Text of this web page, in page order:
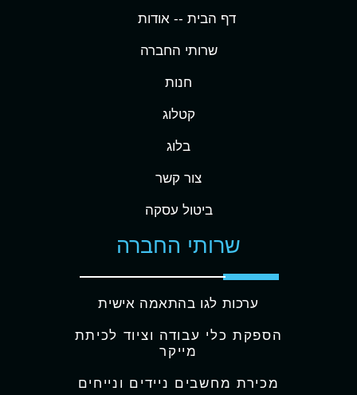
דף הבית -- אודות
שרותי החברה
חנות
קטלוג
בלוג
צור קשר
ביטול עסקה
שרותי החברה
ערכות לגו בהתאמה אישית
הספקת כלי עבודה וציוד לכיתת
מייקר
מכירת מחשבים ניידים ונייחים